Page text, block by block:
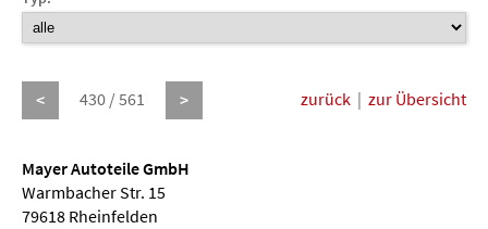
< 430 / 561 > zurück | zur Übersicht
Mayer Autoteile GmbH
Warmbacher Str. 15
79618 Rheinfelden